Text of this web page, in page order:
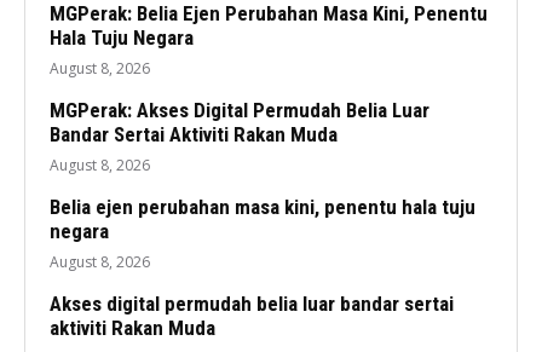
MGPerak: Belia Ejen Perubahan Masa Kini, Penentu
Hala Tuju Negara
August 8, 2026
MGPerak: Akses Digital Permudah Belia Luar
Bandar Sertai Aktiviti Rakan Muda
August 8, 2026
Belia ejen perubahan masa kini, penentu hala tuju
negara
August 8, 2026
Akses digital permudah belia luar bandar sertai
aktiviti Rakan Muda